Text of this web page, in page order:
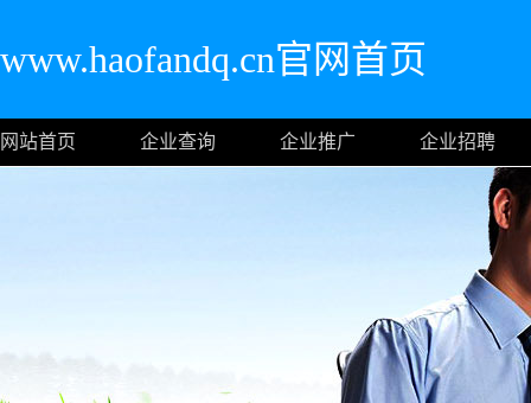
www.haofandq.cn官网首页
网站首页 企业查询 企业推广 企业招聘